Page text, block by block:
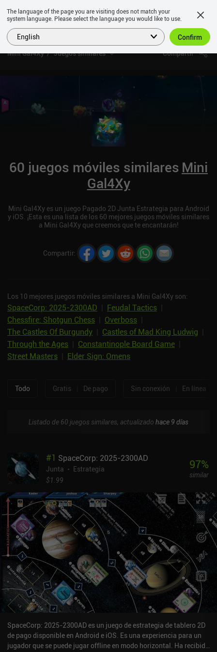
Mini Gal4Xy Juegos similares Compartir
60 juegos móviles similares Mini
Gal4Xy
Mini Gal4Xy es un juego Pagado 2D Junta Estrategia para Android
y iOS. ¡Esta es una lista de los 60 mejores juegos móviles similares
a Mini Gal4Xy que creemos que te encantarán!
Compartir:
Los 10 mejores juegos móviles similares a Mini Gal4Xy son:
SpaceCorp: 2025-2300AD Feudal Tactics
Chessfire: Shotgun Chess
Overboss
The Castles Of Burgundy
Castles of Mad King Ludwig
Through the Ages
Constantinople Board Game
Street Masters
Elder Sign: Omens
Todo Gratis De pago Sin conexión En línea
Listado de 60 juegos similares, actualizado hace 9 días
#1 SpaceCorp: 2025-2300AD
Junta
Estrategia
$1.99
97%
similar
SpaceCorp: 2025-2300AD es un juego de estrategia de tablero 2D
de pago disponible en Android e iOS. Es una experiencia para un
jugador que se puede jugar offline en modo horizontal. Ha recibido
The language of the page you are visiting does not match your
system language. Please select the language you would like to use.
English Confirm